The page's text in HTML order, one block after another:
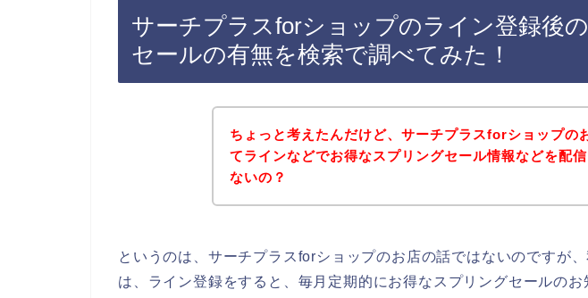
サーチプラスforショップのライン登録後
セールの有無を検索で調べてみた！
ちょっと考えたんだけど、サーチプラスforショップの
てラインなどでお得なスプリングセール情報などを配
ないの？
というのは、サーチプラスforショップのお店の話ではないのですが
は、ライン登録をすると、毎月定期的にお得なスプリングセールのお